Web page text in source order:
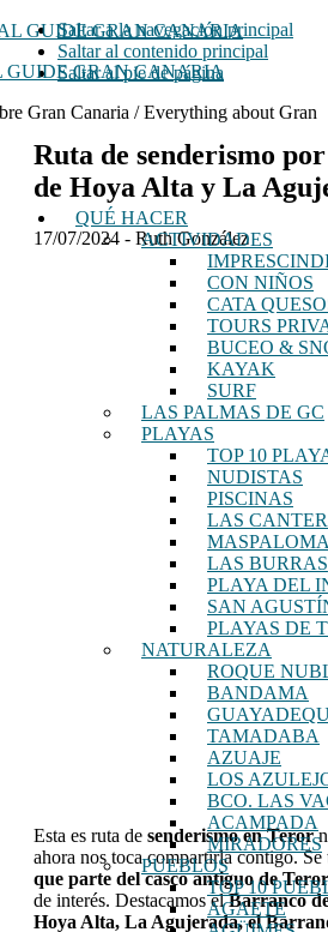
Saltar a la navegación principal
Saltar al contenido principal
Saltar al pie de página
GUIDE GRAN CANARIA
Gran Canaria / Everything about Gran
QUÉ HACER
ACTIVIDADES
CON NIÑOS
CATA
TOURS
BUCEO &
KAYAK
SURF
LAS PALMAS DE GC
PLAYAS
TOP 10
NUDISTAS
PISCINAS
LAS
LAS BURRAS
PLAYA DEL
SAN
PLAYAS DE
NATURALEZA
ROQUE
BANDAMA
TAMADABA
AZUAJE
LOS
BCO. LAS
ACAMPADA
MIRADORES
PUEBLOS
TOP 10
AGAETE
Ruta de senderismo
de Hoya Alta y La
17/07/2024 - Ruth González
Esta es ruta de senderismo en Teror
ahora nos toca compartirla contigo. Se
que parte del casco antiguo de Teror
de interés. Destacamos elBarranco
Hoya Alta, La Agujerada, el